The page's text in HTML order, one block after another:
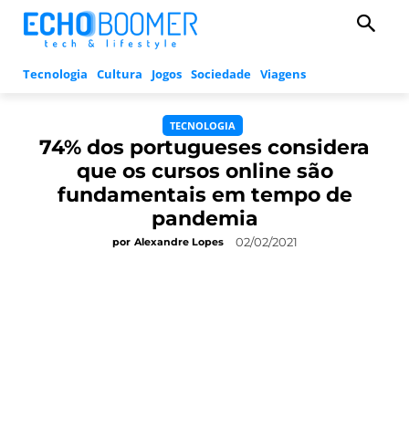
Tecnologia Cultura Jogos Sociedade Viagens
TECNOLOGIA
74% dos portugueses considera
que os cursos online são
fundamentais em tempo de
pandemia
por Alexandre Lopes 02/02/2021